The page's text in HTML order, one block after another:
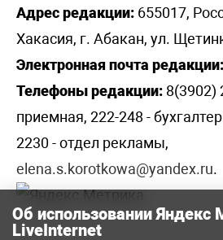
Адрес редакции: 655017,
Хакасия, г. Абакан, ул.
Электронная почта редакции:
Телефоны редакции: 8(3902)
приемная, 222-248 -
2230 - отдел рекламы,
elena.s.korotkowa@yandex.ru.
Об использовании Яндекс
LiveInternet